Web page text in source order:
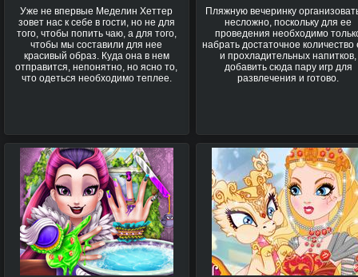
Уже не впервые Меделин Хеттер
зовет нас к себе в гости, но не для
того, чтобы попить чаю, а для того,
чтобы мы составили для нее
красивый образ. Куда она в нем
отправится, непонятно, но ясно то,
что одеться необходимо теплее.
Пляжную вечеринку
несложно, поскольку для ее
проведения необходимо
набрать достаточное
и прохладительных напитков,
добавить сюда пару игр для
развлечения и готово.